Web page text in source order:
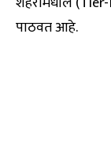
पाठवत आहे.